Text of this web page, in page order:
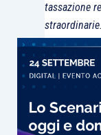
tassazione
straordinarie.